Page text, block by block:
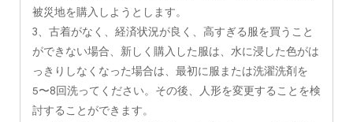
被災地を購入しようとします。
3、古着がなく、経済状況が良く、高すぎる服を買うこと
ができない場合、新しく購入した服は、水に浸した色がは
っきりしなくなった場合は、最初に服または洗濯洗剤を
5〜8回洗ってください。その後、人形を変更することを検
討することができます。